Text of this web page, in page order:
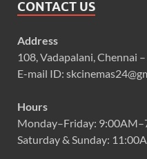
CONTACT US
Address
108, Vadapalani, Chennai
E-mail ID:
Hours
Monday–Friday:
Saturday & Sunday: